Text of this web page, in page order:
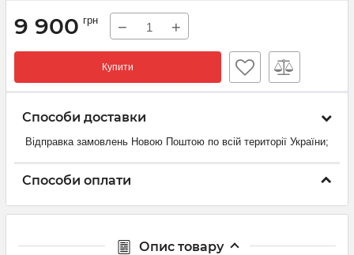
9 900 грн − +
Купити
Способи доставки
Відправка замовлень Новою Поштою по всій території України;
Способи оплати
Опис товару